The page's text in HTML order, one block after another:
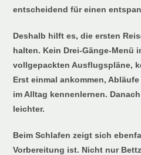
entscheidend für einen
Deshalb hilft es, die ersten
halten. Kein Drei-Gänge-Menü
vollgepackten Ausflugspläne,
Erst einmal ankommen,
im Alltag kennenlernen.
leichter.
Beim Schlafen zeigt sich
Vorbereitung ist. Nicht nur